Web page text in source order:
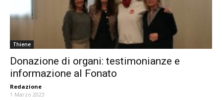
Thiene
Donazione di organi: testimonianze e
informazione al Fonato
Redazione -
1 Marzo 2023